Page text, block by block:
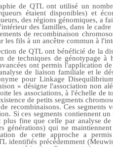
de QTL ont utilisé un
étaient disponibles) et
des régions génomiques, a
des familles, dans le
de recombinaison
les fils à un ancêtre commun à
de QTL ont bénéficié de la
de techniques de génotypage
ont permis l'application
de liaison familiale et le
pour Linkage
» désigne l'association non
les associations, à l'échelle de
de petits segments
recombinaisons. Ces
Si ces segments contiennent
fine que celle par analyse
générations) qui ne
de cette approche a
identifiés précédemment